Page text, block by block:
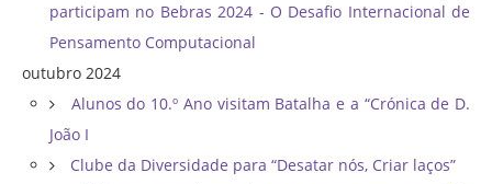
participam no Bebras 2024 - O Desafio Internacional de
Pensamento Computacional
outubro 2024
Alunos do 10.º Ano visitam Batalha e a “Crónica de D.
João I
Clube da Diversidade para “Desatar nós, Criar laços”